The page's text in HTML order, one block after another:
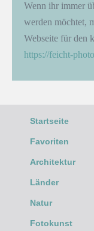
Wenn ihr immer
werden möchtet,
Webseite für den
https://feicht-
Startseite
Favoriten
Architektur
Länder
Natur
Fotokunst